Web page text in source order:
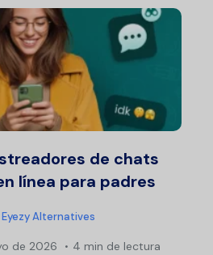
de chats
línea para padres
Eyezy Alternatives
de 2026 4 min de lectura